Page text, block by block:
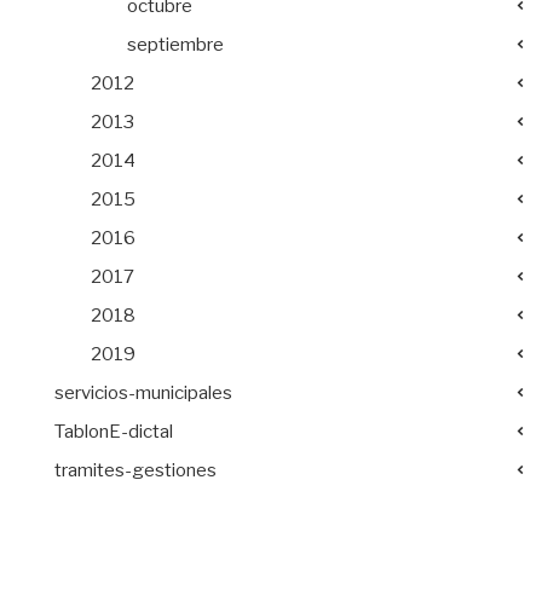
octubre
septiembre
2012
2013
2014
2015
2016
2017
2018
2019
servicios-municipales
TablonE-dictal
tramites-gestiones